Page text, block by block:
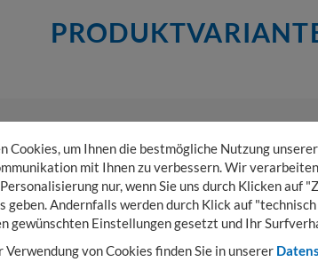
Cookies, um Ihnen die bestmögliche Nutzung
mit Ihnen zu verbessern. Wir
nur, wenn Sie uns durch Klicken auf
geben. Andernfalls werden durch Klick auf
gewünschten Einstellungen gesetzt und Ihr
Verwendung von Cookies finden Sie in unserer